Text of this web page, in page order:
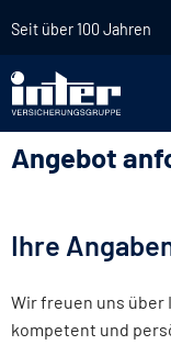
Seit über 100 Jahren
Angebot
Ihre
Wir freuen uns über
kompetent und